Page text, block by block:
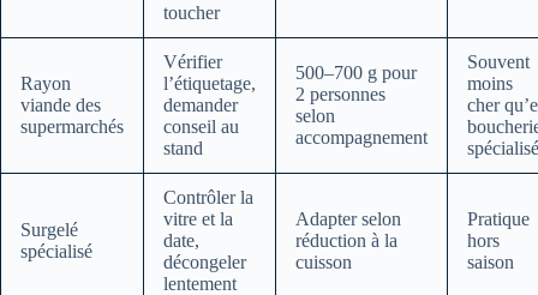
toucher
Rayon
viande des
supermarchés
Vérifier
l’étiquetage,
demander
conseil au
stand
500–700 g pour
2 personnes
selon
accompagnement
Souvent
moins
cher
Surgelé
spécialisé
Contrôler la
vitre et la
date,
décongeler
lentement
Adapter selon
réduction à la
cuisson
Pratique
hors
saison